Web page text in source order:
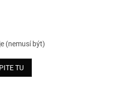
(nemusí být)
TU